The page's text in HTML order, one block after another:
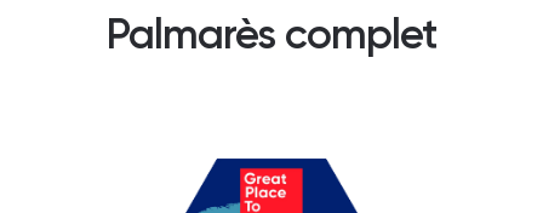
Palmarès complet